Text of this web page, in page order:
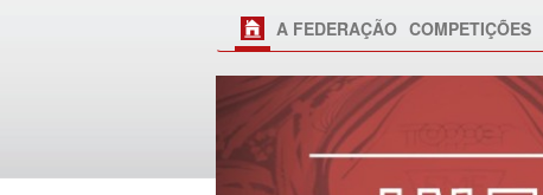
A FEDERAÇÃO COMPETIÇÕES
Próximo